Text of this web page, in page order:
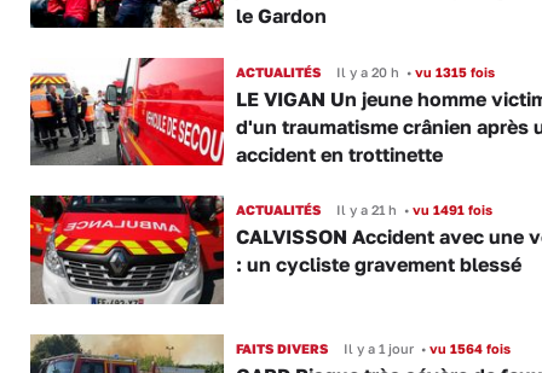
le Gardon
ACTUALITÉS Il y a 20 h •vu 1315 fois
LE VIGAN Un jeune homme
d'un traumatisme crânien après
accident en trottinette
ACTUALITÉS Il y a 21 h •vu 1491 fois
CALVISSON Accident avec une
: un cycliste gravement blessé
FAITS DIVERS Il y a 1 jour •vu 1564 fois